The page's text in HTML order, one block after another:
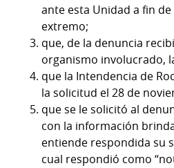
ante esta Unidad a fin
extremo;
que, de la denuncia
organismo involucrado,
que la Intendencia de
la solicitud el 28 de
que se le solicitó al
con la información
entiende respondida su
cual respondió como